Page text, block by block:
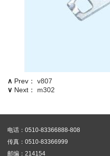
∧ Prev： v807
∨ Next： m302
电话：0510-83366888-808
传真：0510-83366999
邮编：214154